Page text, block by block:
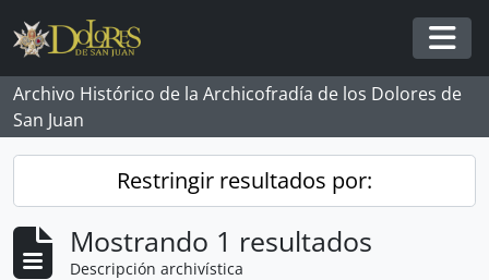
Skip to main content
Archivo Histórico de la Archicofradía de los Dolores de
San Juan
Restringir resultados por:
Mostrando 1 resultados
Descripción archivística